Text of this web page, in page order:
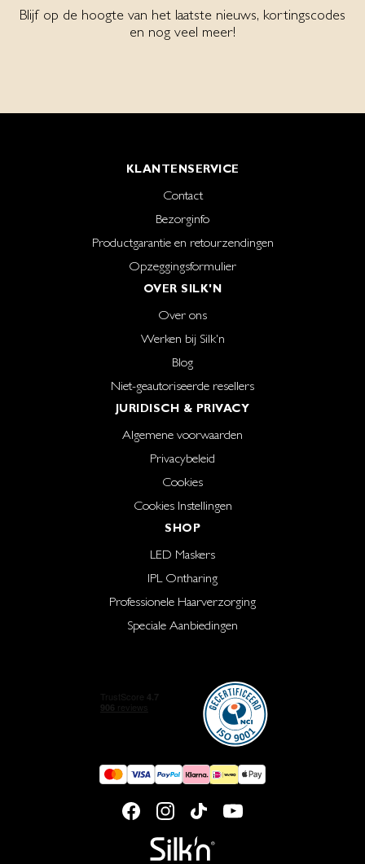
Blijf op de hoogte van het laatste nieuws, kortingscodes
en nog veel meer!
KLANTENSERVICE
Contact
Bezorginfo
Productgarantie en retourzendingen
Opzeggingsformulier
OVER SILK'N
Over ons
Werken bij Silk'n
Blog
Niet-geautoriseerde resellers
JURIDISCH & PRIVACY
Algemene voorwaarden
Privacybeleid
Cookies
Cookies Instellingen
SHOP
LED Maskers
IPL Ontharing
Professionele Haarverzorging
Speciale Aanbiedingen